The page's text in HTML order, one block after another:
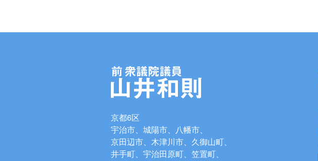
京都6区
宇治市、城陽市、八幡市、
京田辺市、木津川市、久御山町、
井手町、宇治田原町、笠置町、